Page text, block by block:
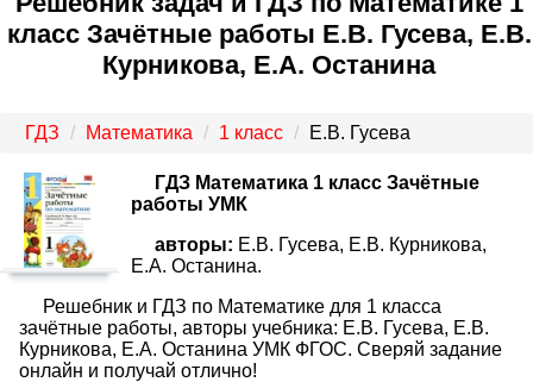
класс Зачётные работы Е.В. Гусева, Е.В.
Курникова, Е.А. Останина
ГДЗ Математика 1 класс Е.В. Гусева
ГДЗ Математика 1 класс Зачётные
работы УМК
авторы: Е.В. Гусева, Е.В. Курникова,
Е.А. Останина.
Решебник и ГДЗ по Математике для 1 класса
зачётные работы, авторы учебника: Е.В. Гусева, Е.В.
Курникова, Е.А. Останина УМК ФГОС. Сверяй задание
онлайн и получай отлично!